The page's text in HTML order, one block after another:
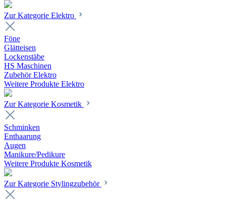
Zur Kategorie Elektro
Föne
Glätteisen
Lockenstäbe
HS Maschinen
Zubehör Elektro
Weitere Produkte Elektro
Zur Kategorie Kosmetik
Schminken
Enthaarung
Augen
Manikure/Pedikure
Weitere Produkte Kosmetik
Zur Kategorie Stylingzubehör